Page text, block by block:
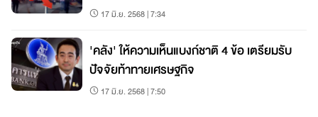
17 มิ.ย. 2568 | 7:34
'คลัง' ให้ความเห็นแบงก์ชาติ 4 ข้อ เตรียมรับ
ปัจจัยท้าทายเศรษฐกิจ
17 มิ.ย. 2568 | 7:50